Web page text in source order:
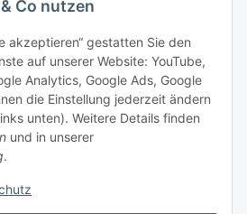
Co nutzen
akzeptieren“ gestatten Sie den
auf unserer Website: YouTube,
Analytics, Google Ads, Google
die Einstellung jederzeit ändern
unten). Weitere Details finden
und in unserer
.